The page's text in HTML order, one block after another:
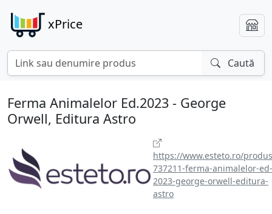
xPrice
Caută
Ferma Animalelor Ed.2023 - George
Orwell, Editura Astro
https://www.esteto.ro/
737211-ferma-animalelor-ed-
2023-george-orwell-editura-
astro